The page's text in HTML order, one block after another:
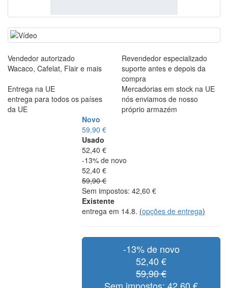
Vendedor autorizado
Wacaco, Cafelat, Flair e mais
Revendedor especializado
suporte antes e depois da
compra
Entrega na UE
entrega para todos os países
da UE
Mercadorias em stock na UE
nós enviamos de nosso
próprio armazém
Novo
59,90 €
Usado
52,40 €
-13% de novo
52,40 €
59,90 €
Sem impostos: 42,60 €
Existente
entrega em 14.8. (opções de entrega)
-13% de novo
52,40 €
59,90 €